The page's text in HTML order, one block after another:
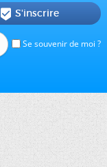
Se souvenir de moi ?
 S'inscrire